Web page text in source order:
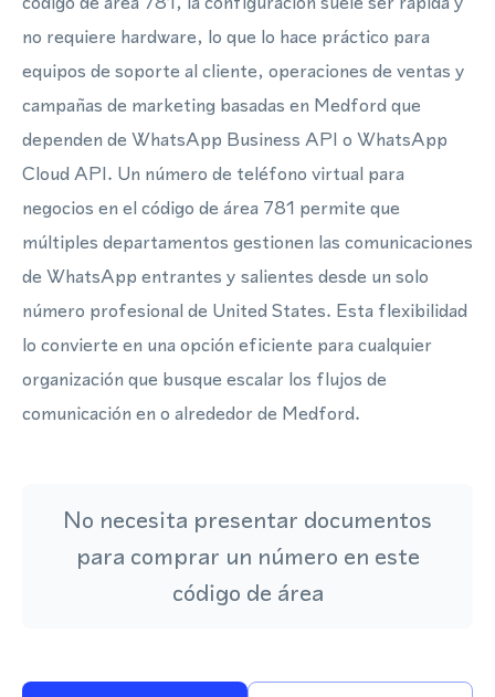
no requiere hardware, lo que lo hace práctico para
equipos de soporte al cliente, operaciones de ventas y
campañas de marketing basadas en Medford que
dependen de WhatsApp Business API o WhatsApp
Cloud API. Un número de teléfono virtual para
negocios en el código de área 781 permite que
múltiples departamentos gestionen las comunicaciones
de WhatsApp entrantes y salientes desde un solo
número profesional de United States. Esta flexibilidad
lo convierte en una opción eficiente para cualquier
organización que busque escalar los flujos de
comunicación en o alrededor de Medford.
No necesita presentar documentos
para comprar un número en este
código de área